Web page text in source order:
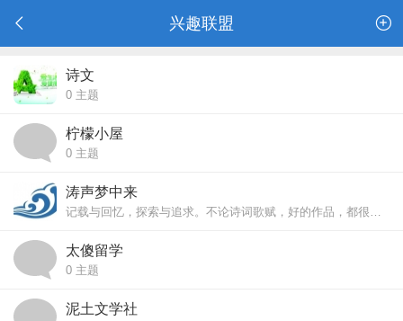
兴趣联盟
诗文
0 主题
柠檬小屋
0 主题
涛声梦中来
记载与回忆，探索与追求。不论诗词歌赋，好的作品，都很少能离得开真情实感，有了真情实感，才是正能量！ ...
太傻留学
0 主题
泥土文学社